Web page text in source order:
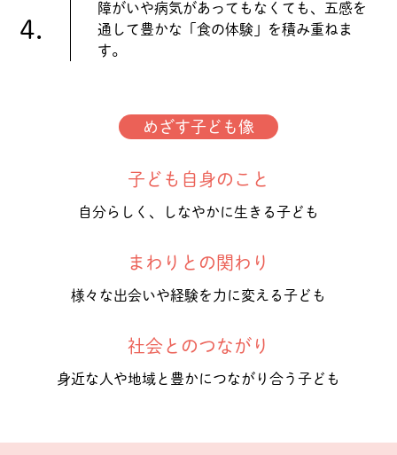
4.
障がいや病気があってもなくても、五感を
通して豊かな「食の体験」を積み重ねま
す。
めざす子ども像
子ども自身のこと
自分らしく、しなやかに生きる子ども
まわりとの関わり
様々な出会いや経験を力に変える子ども
社会とのつながり
身近な人や地域と豊かにつながり合う子ども